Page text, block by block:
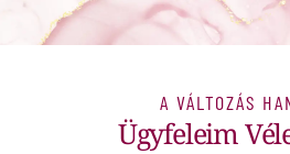
A VÁLTOZÁS
Ügyfeleim